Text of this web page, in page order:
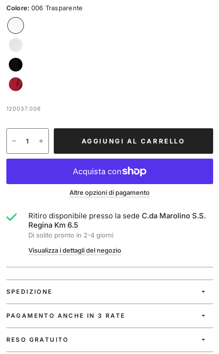
Colore: 006 Trasparente
120037.006
AGGIUNGI AL CARRELLO
Altre opzioni di pagamento
Ritiro disponibile presso la sede C.da Marolino S.S.
Regina Km 6.5
Di solito pronto in 2-4 giorni
Visualizza i dettagli del negozio
SPEDIZIONE
PAGAMENTO ANCHE IN 3 RATE
RESO GRATUITO